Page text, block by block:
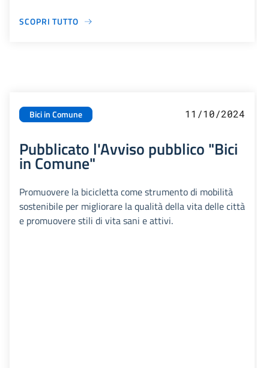
SCOPRI TUTTO
Bici in Comune 11/10/2024
Pubblicato l'Avviso pubblico "Bici
in Comune"
Promuovere la bicicletta come strumento di mobilità
sostenibile per migliorare la qualità della vita delle città
e promuovere stili di vita sani e attivi.